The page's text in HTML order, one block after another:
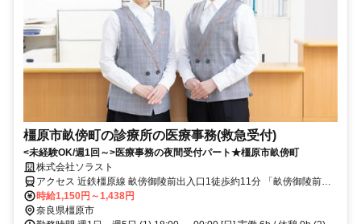
橿原市畝傍町の診療所の医療事務(救急受付)
<未経験OK/週1回～>医療事務の夜間受付パート★橿原市畝傍町
株式会社ソラスト
アクセス 近鉄橿原線 畝傍御陵前出入口1徒歩約11分 「畝傍御陵前
駅」徒歩1分／車通勤可
時給1,150円～1,438円
奈良県橿原市